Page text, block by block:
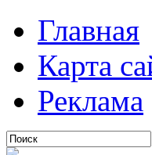
Главная
Карта
Реклама